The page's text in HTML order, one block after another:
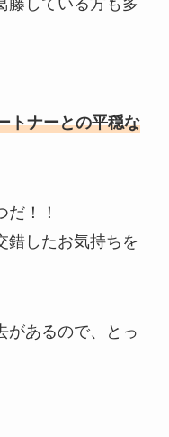
藤している方も多
トナーとの平穏な
！！
錯したお気持ちを
があるので、とっ